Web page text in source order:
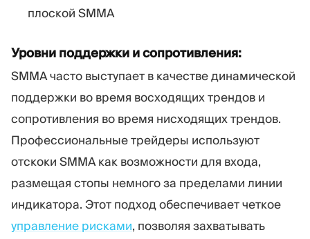
плоской SMMA
Уровни поддержки и сопротивления:
SMMA часто выступает в качестве динамической
поддержки во время восходящих трендов и
сопротивления во время нисходящих трендов.
Профессиональные трейдеры используют
отскоки SMMA как возможности для входа,
размещая стопы немного за пределами линии
индикатора. Этот подход обеспечивает четкое
управление рисками, позволяя захватывать